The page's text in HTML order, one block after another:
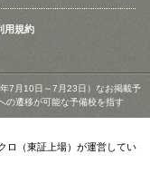
用規約
7月10日～7月23日）なお掲載予
の遷移が可能な予備校を指す
ロ（東証上場）が運営してい